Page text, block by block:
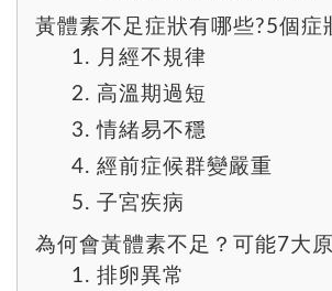
黃體素不足症狀有哪些?5個症
1. 月經不規律
2. 高溫期過短
3. 情緒易不穩
4. 經前症候群變嚴重
5. 子宮疾病
為何會黃體素不足？可能7大
1. 排卵異常